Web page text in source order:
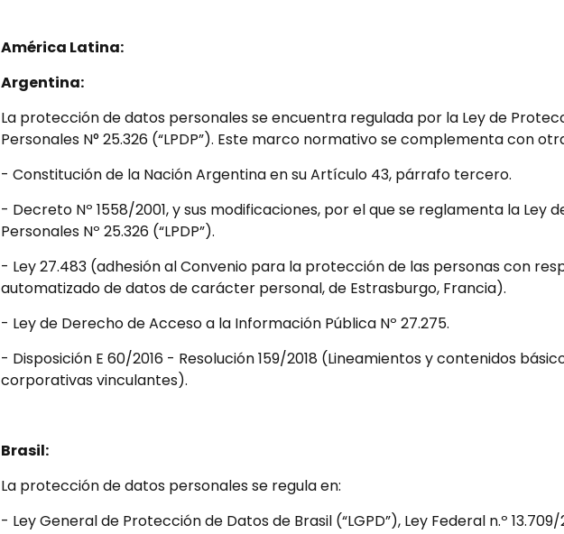
c
i
o
n
e
s
América Latina:
Argentina:
La protección de datos personales se encuentra regulada por la Ley de
Personales N° 25.326 (“LPDP”). Este marco normativo se complementa con
- Constitución de la Nación Argentina en su Artículo 43, párrafo tercero.
- Decreto Nº 1558/2001, y sus modificaciones, por el que se reglamenta la Ley
Personales Nº 25.326 (“LPDP”).
- Ley 27.483 (adhesión al Convenio para la protección de las personas con
automatizado de datos de carácter personal, de Estrasburgo, Francia).
- Ley de Derecho de Acceso a la Información Pública Nº 27.275.
- Disposición E 60/2016 - Resolución 159/2018 (Lineamientos y contenidos
corporativas vinculantes).
Brasil:
La protección de datos personales se regula en:
- Ley General de Protección de Datos de Brasil (“LGPD”), Ley Federal n.º 13.709/